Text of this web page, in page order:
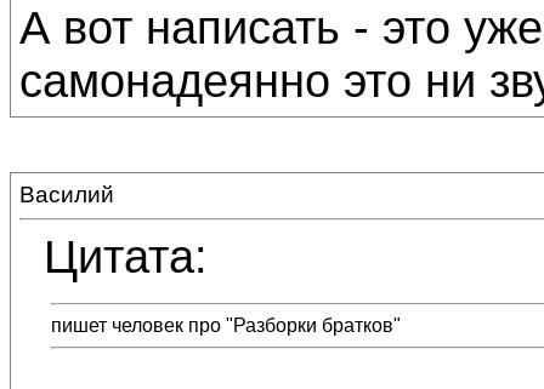
А вот написать - это
самонадеянно это ни
Василий
Цитата:
пишет человек про "Разборки братков"